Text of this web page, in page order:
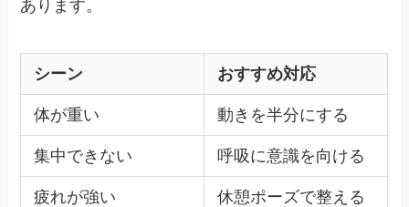
あります。
シーン おすすめ対応
体が重い 動きを半分にする
集中できない 呼吸に意識を向ける
疲れが強い 休憩ポーズで整える